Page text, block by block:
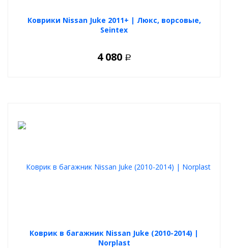
Коврики Nissan Juke 2011+ | Люкс, ворсовые,
Seintex
4 080 Р
Коврик в багажник Nissan Juke (2010-2014) |
Norplast